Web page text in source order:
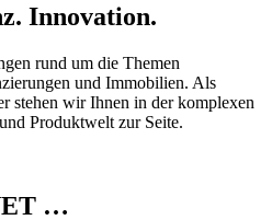
Innovation.
rund um die Themen
und Immobilien. Als
stehen wir Ihnen in der komplexen
Produktwelt zur Seite.
…